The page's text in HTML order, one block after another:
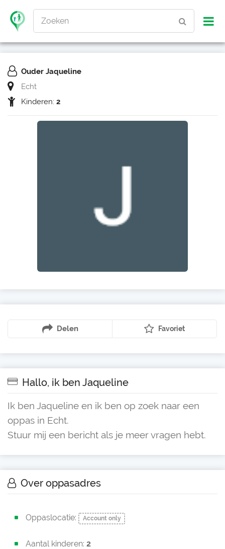
Zoeken
Ouder Jaqueline
Echt
Kinderen: 2
Delen Favoriet
Hallo, ik ben Jaqueline
Ik ben Jaqueline en ik ben op zoek naar een
oppas in Echt.
Stuur mij een bericht als je meer vragen hebt.
Over oppasadres
Oppaslocatie: Account only
Aantal kinderen: 2